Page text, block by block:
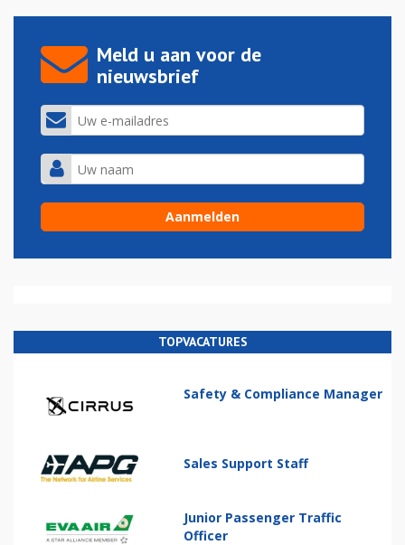
Meld u aan voor de
nieuwsbrief
TOPVACATURES
Safety & Compliance Manager
Sales Support Staff
Junior Passenger Traffic
Officer